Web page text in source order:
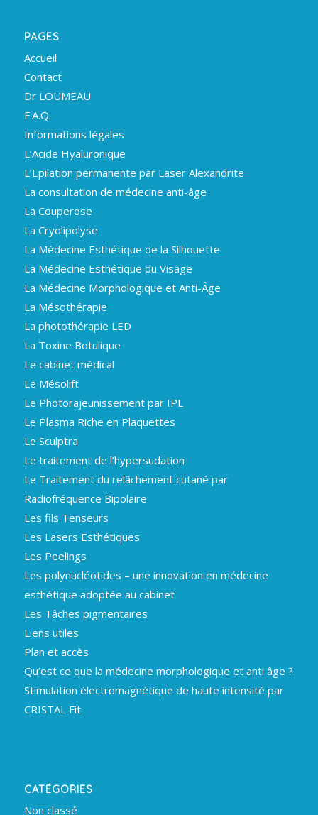
PAGES
Accueil
Contact
Dr LOUMEAU
F.A.Q.
Informations légales
L’Acide Hyaluronique
L’Epilation permanente par Laser Alexandrite
La consultation de médecine anti-âge
La Couperose
La Cryolipolyse
La Médecine Esthétique de la Silhouette
La Médecine Esthétique du Visage
La Médecine Morphologique et Anti-Âge
La Mésothérapie
La photothérapie LED
La Toxine Botulique
Le cabinet médical
Le Mésolift
Le Photorajeunissement par IPL
Le Plasma Riche en Plaquettes
Le Sculptra
Le traitement de l’hypersudation
Le Traitement du relâchement cutané par
Radiofréquence Bipolaire
Les fils Tenseurs
Les Lasers Esthétiques
Les Peelings
Les polynucléotides – une innovation en médecine
esthétique adoptée au cabinet
Les Tâches pigmentaires
Liens utiles
Plan et accès
Qu’est ce que la médecine morphologique et anti âge ?
Stimulation électromagnétique de haute intensité par
CRISTAL Fit
CATÉGORIES
Non classé